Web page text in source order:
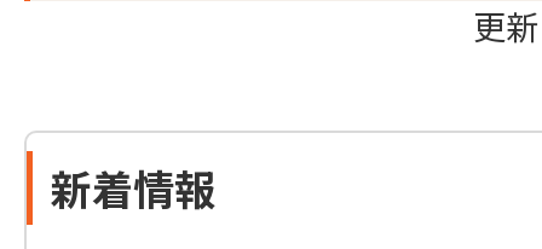
更
新着情報